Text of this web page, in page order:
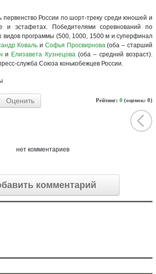
первенство России по шорт-треку среди юношей и
и эстафетах. Победителями соревнований по
видов программы (500, 1000, 1500 м и суперфинал
Коваль и Софья Просвирнова(оба – старший
и Елизавета Кузнецова(оба – средний возраст).
служба Союза конькобежцев России.
Рейтинг: 0 (оценок: 0)
нет комментариев
комментарий